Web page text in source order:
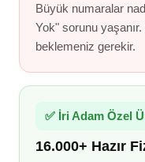
Büyük numaralar
Yok" sorunu
beklemeniz gerekir.
✅ İri Adam Özel
16.000+ Hazır